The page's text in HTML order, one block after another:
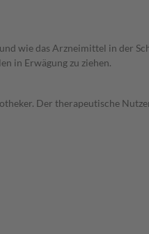
wie das Arzneimittel in der
in Erwägung zu ziehen.
Der therapeutische